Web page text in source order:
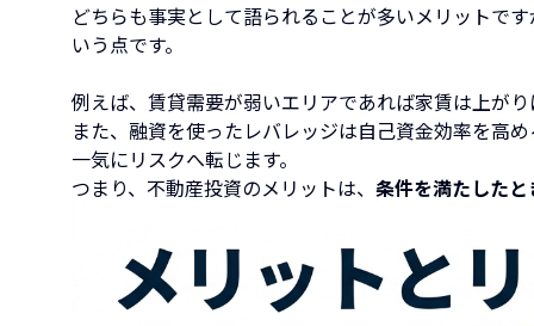
どちらも事実として語られることが多いメリットで
いう点です。
例えば、賃貸需要が弱いエリアであれば家賃は上が
また、融資を使ったレバレッジは自己資金効率を高
一気にリスクへ転じます。
つまり、不動産投資のメリットは、 条件を満たした